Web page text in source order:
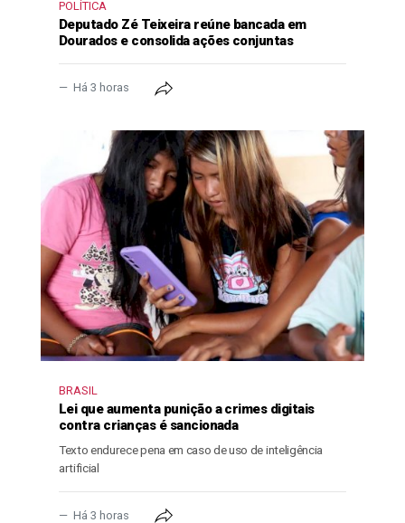
POLÍTICA
Deputado Zé Teixeira reúne bancada em
Dourados e consolida ações conjuntas
Há 3 horas
BRASIL
Lei que aumenta punição a crimes digitais
contra crianças é sancionada
Texto endurece pena em caso de uso de inteligência
artificial
Há 3 horas